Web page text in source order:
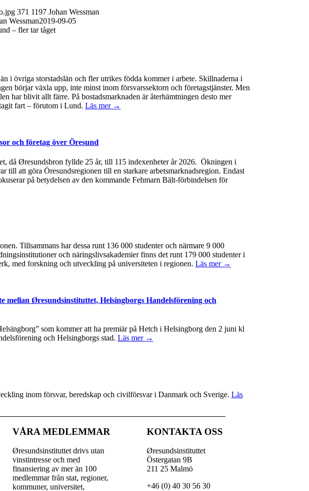
371 1197 Johan Wessman
Wessman2019-09-05
– fler tar tåget
i övriga storstadslän och fler utrikes födda kommer i arbete. Skillnaderna i
börjar växla upp, inte minst inom försvarssektorn och företagstjänster. Men
har blivit allt färre. På bostadsmarknaden är återhämtningen desto mer
fart – förutom i Lund. Läs mer →
och företag över Öresund
då Øresundsbron fyllde 25 år, till 115 indexenheter år 2026. Ökningen i
till att göra Öresundsregionen till en starkare arbetsmarknadsregion. Endast
på betydelsen av den kommande Fehmarn Bält-förbindelsen för
Tillsammans har dessa runt 136 000 studenter och närmare 9 000
och näringslivsakademier finns det runt 179 000 studenter i
med forskning och utveckling på universiteten i regionen. Läs mer →
Øresundsinstituttet, Helsingborgs Handelsförening och
som kommer att ha premiär på Hetch i Helsingborg den 2 juni kl
och Helsingborgs stad. Läs mer →
inom försvar, beredskap och civilförsvar i Danmark och Sverige. Läs
VÅRA MEDLEMMAR
Øresundsinstituttet drivs utan
vinst­intresse och med
finansiering av mer än 100
medlemmar från stat, regioner,
kommuner, universitet,
KONTAKTA OSS
Øresundsinstituttet
Östergatan 9B
211 25 Malmö
+46 (0) 40 30 56 30